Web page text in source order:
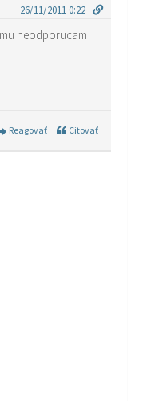
26/11/2011 0:22
Reagovať Citovať